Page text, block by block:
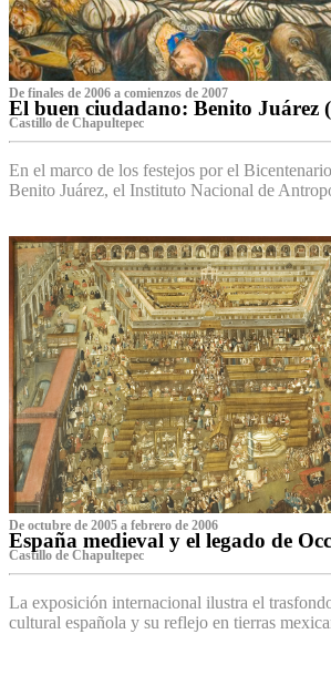
De finales de 2006 a comienzos de 2007
El buen ciudadano: Benito Juárez
Castillo de Chapultepec
En el marco de los festejos por el
Benito Juárez, el Instituto Nacional de
De octubre de 2005 a febrero de 2006
España medieval y el legado de
Castillo de Chapultepec
La exposición internacional ilustra el
cultural española y su reflejo en tierras